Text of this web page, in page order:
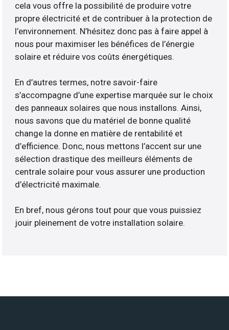
cela vous offre la possibilité de produire votre
propre électricité et de contribuer à la protection de
l’environnement. N’hésitez donc pas à faire appel à
nous pour maximiser les bénéfices de l’énergie
solaire et réduire vos coûts énergétiques.
En d’autres termes, notre savoir-faire
s’accompagne d’une expertise marquée sur le choix
des panneaux solaires que nous installons. Ainsi,
nous savons que du matériel de bonne qualité
change la donne en matière de rentabilité et
d’efficience. Donc, nous mettons l’accent sur une
sélection drastique des meilleurs éléments de
centrale solaire pour vous assurer une production
d’électricité maximale.
En bref, nous gérons tout pour que vous puissiez
jouir pleinement de votre installation solaire.